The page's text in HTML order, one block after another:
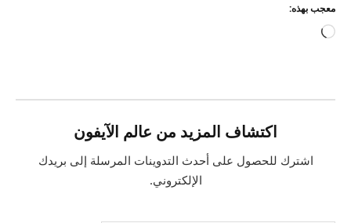
معجب بهذه:
جاري
اكتشاف المزيد من عالم الآيفون
اشترك للحصول على أحدث التدوينات المرسلة إلى بريدك
الإلكتروني.